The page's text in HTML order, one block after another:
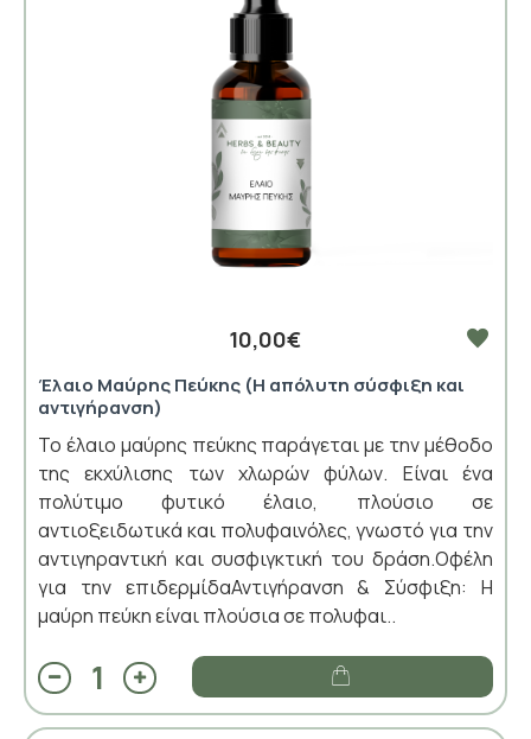
10,00€
Έλαιο Μαύρης Πεύκης (Η απόλυτη σύσφιξη και
αντιγήρανση)
Το έλαιο μαύρης πεύκης παράγεται με την μέθοδο
της εκχύλισης των χλωρών φύλων. Είναι ένα
πολύτιμο φυτικό έλαιο, πλούσιο σε
αντιοξειδωτικά και πολυφαινόλες, γνωστό για την
αντιγηραντική και συσφιγκτική του δράση.Οφέλη
για την επιδερμίδαΑντιγήρανση & Σύσφιξη: Η
μαύρη πεύκη είναι πλούσια σε πολυφαι..